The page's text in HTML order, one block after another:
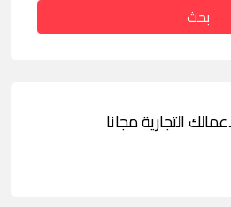
بحث
التجارية مجانا